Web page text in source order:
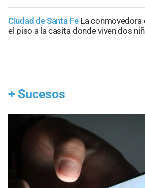
Ciudad de Santa Fe La conmovedora
el piso a la casita donde viven dos
+ Sucesos